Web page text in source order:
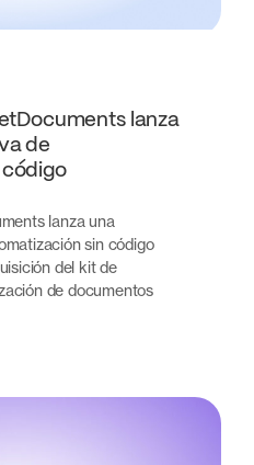
lanza
de
lanza una
sin código
del kit de
de documentos